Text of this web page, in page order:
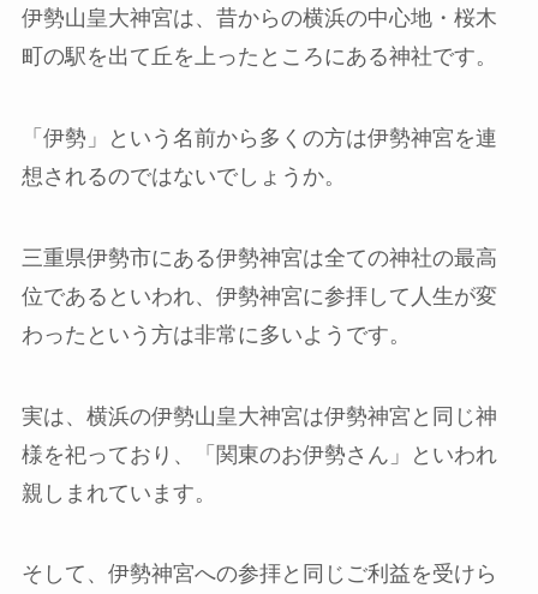
伊勢山皇大神宮は、昔からの横浜の中心地・桜木
町の駅を出て丘を上ったところにある神社です。
「伊勢」という名前から多くの方は伊勢神宮を連
想されるのではないでしょうか。
三重県伊勢市にある伊勢神宮は全ての神社の最高
位であるといわれ、伊勢神宮に参拝して人生が変
わったという方は非常に多いようです。
実は、横浜の伊勢山皇大神宮は伊勢神宮と同じ神
様を祀っており、「関東のお伊勢さん」といわれ
親しまれています。
そして、伊勢神宮への参拝と同じご利益を受けら